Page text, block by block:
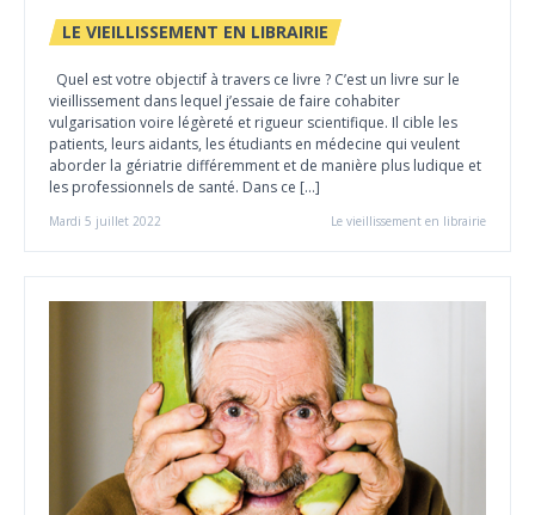
LE VIEILLISSEMENT EN LIBRAIRIE
Quel est votre objectif à travers ce livre ? C’est un livre sur le
vieillissement dans lequel j’essaie de faire cohabiter
vulgarisation voire légèreté et rigueur scientifique. Il cible les
patients, leurs aidants, les étudiants en médecine qui veulent
aborder la gériatrie différemment et de manière plus ludique et
les professionnels de santé. Dans ce […]
Mardi 5 juillet 2022 Le vieillissement en librairie